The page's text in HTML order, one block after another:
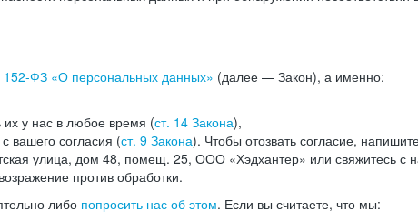
152-ФЗ «О персональных данных» (далее — Закон), а именно:
у нас в любое время (ст. 14 Закона),
вашего согласия (ст. 9 Закона). Чтобы отозвать согласие,
улица, дом 48, помещ. 25, ООО «Хэдхантер» или свяжитесь с
против обработки.
либо попросить нас об этом. Если вы считаете, что мы: